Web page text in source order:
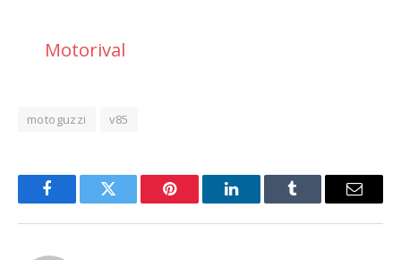
Motorival
motoguzzi v85
FacebookTwitter Pinterest LinkedInTumblr Email